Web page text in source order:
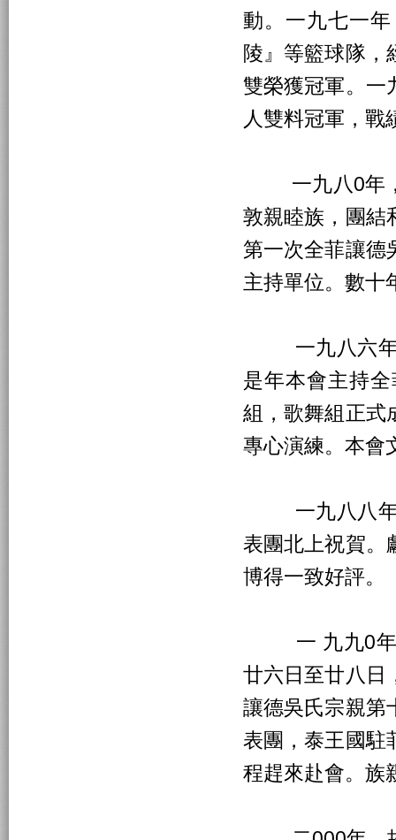
動。一九七一
陵』等籃球隊，
雙榮獲冠軍。一
人雙料冠軍，戰
一九八0年，
敦親睦族，團結
第一次全菲讓德
主持單位。數十
一九八六年，
是年本會主持
組，歌舞組正式
專心演練。本會
一九八八年，
表團北上祝賀。
博得一致好評。
一 九九0年身
廿六日至廿八日
讓德吳氏宗親第
表團，泰王國駐
程趕來赴會。族